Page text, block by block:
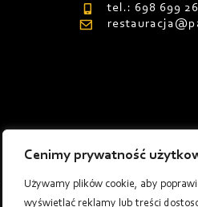
Cenimy prywatność
Używamy plików cookie, aby
wyświetlać reklamy lub treści
18
tel.: 698 699